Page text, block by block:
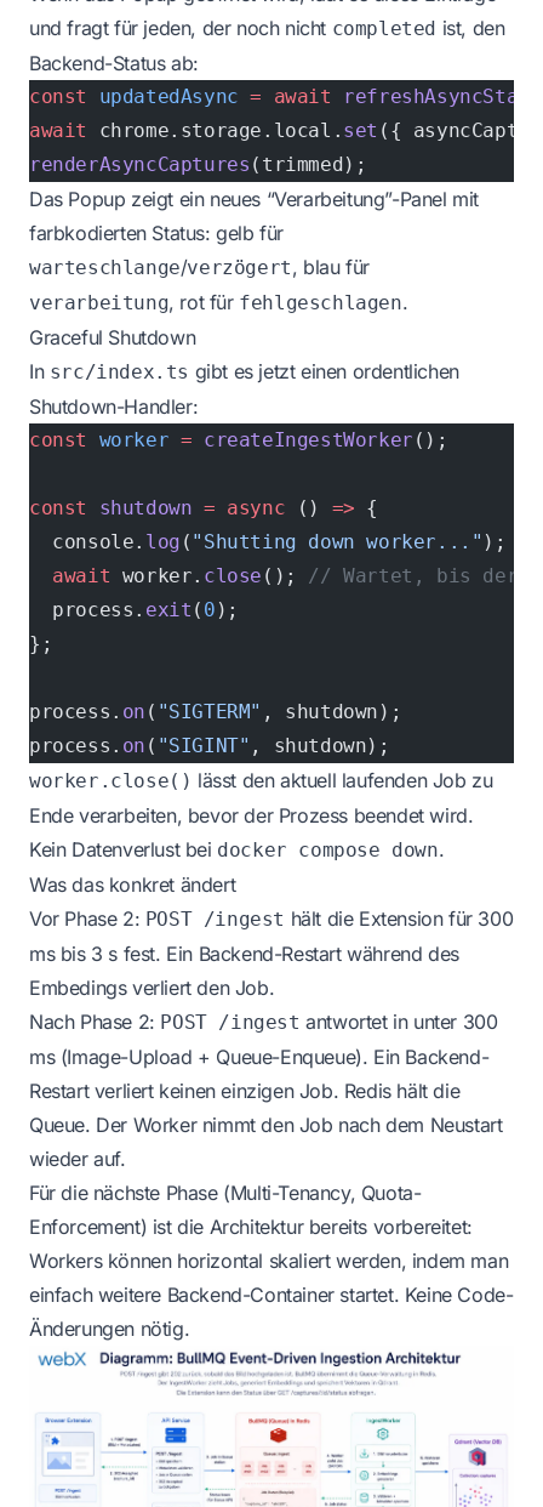
und fragt für jeden, der noch nicht completed ist, den
Backend-Status ab:
const updatedAsync = await
await
chrome.storage.local. set ({
renderAsyncCaptures (trimmed);
Das Popup zeigt ein neues “Verarbeitung”-Panel mit
farbkodierten Status: gelb für
warteschlange/verzögert, blau für
verarbeitung, rot für fehlgeschlagen.
Graceful Shutdown
In src/index.ts gibt es jetzt einen ordentlichen
Shutdown-Handler:
const worker = createIngestWorker ();
const shutdown = async () => {
  console.
log ( "Shutting down worker..." );
  await
worker. close (); // Wartet, bis der
  process.
exit ( 0 );
};
process. on ( "SIGTERM" , shutdown);
process. on ( "SIGINT" , shutdown);
worker.close() lässt den aktuell laufenden Job zu
Ende verarbeiten, bevor der Prozess beendet wird.
Kein Datenverlust bei docker compose down.
Was das konkret ändert
Vor Phase 2: POST /ingest hält die Extension für 300
ms bis 3 s fest. Ein Backend-Restart während des
Embedings verliert den Job.
Nach Phase 2: POST /ingest antwortet in unter 300
ms (Image-Upload + Queue-Enqueue). Ein Backend-
Restart verliert keinen einzigen Job. Redis hält die
Queue. Der Worker nimmt den Job nach dem Neustart
wieder auf.
Für die nächste Phase (Multi-Tenancy, Quota-
Enforcement) ist die Architektur bereits vorbereitet:
Workers können horizontal skaliert werden, indem man
einfach weitere Backend-Container startet. Keine Code-
Änderungen nötig.